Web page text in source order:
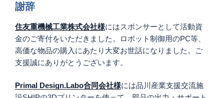
謝辞
住友重機械工業株式会社様にはスポンサーとして活動資
金のご寄付をいただきました。ロボット制御用のPC等、
高価な物品の購入にあたり大変お世話になりました。ご
支援誠にありがとうございます。
Primal Design.Labo合同会社様には品川産業支援交流施